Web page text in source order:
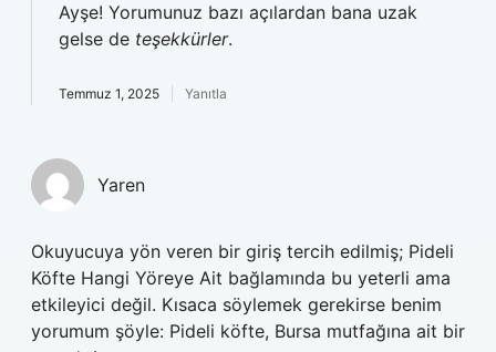
Ayşe! Yorumunuz bazı açılardan bana uzak
gelse de teşekkürler.
Temmuz 1, 2025 Yanıtla
Yaren
Okuyucuya yön veren bir giriş tercih edilmiş; Pideli
Köfte Hangi Yöreye Ait bağlamında bu yeterli ama
etkileyici değil. Kısaca söylemek gerekirse benim
yorumum şöyle: Pideli köfte, Bursa mutfağına ait bir